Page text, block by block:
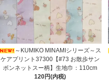
～KUMIKO MINAMIシリーズ～ス
ケアプリント37300【#73 お散歩サン
ボンネットスー柄】生地巾：110cm
120円(内税)